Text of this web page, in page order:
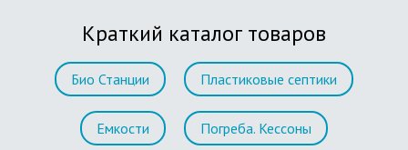
Краткий каталог товаров
Био Станции Пластиковые септики
Емкости Погреба. Кессоны